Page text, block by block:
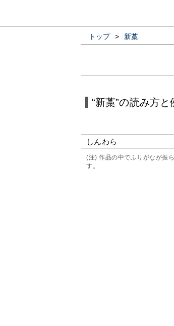
トップ > 新藁
“新藁”の読み方と
しんわら
(注) 作品の中でふりがなが振
す。